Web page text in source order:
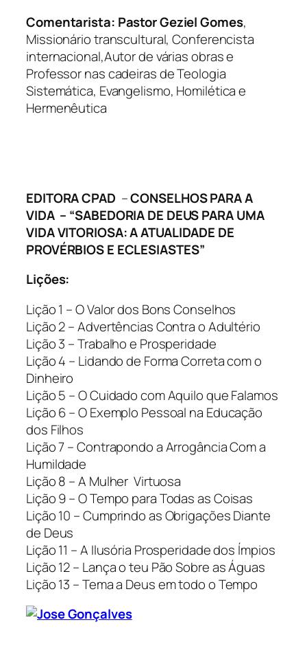
Comentarista: Pastor Geziel Gomes,
Missionário transcultural, Conferencista
internacional,Autor de várias obras e
Professor nas cadeiras de Teologia
Sistemática, Evangelismo, Homilética e
Hermenêutica
EDITORA CPAD –CONSELHOS PARA A
VIDA – “SABEDORIA DE DEUS PARA UMA
VIDA VITORIOSA: A ATUALIDADE DE
PROVÉRBIOS E ECLESIASTES”
Lições:
Lição 1 – O Valor dos Bons Conselhos
Lição 2 – Advertências Contra o Adultério
Lição 3 – Trabalho e Prosperidade
Lição 4 – Lidando de Forma Correta com o
Dinheiro
Lição 5 – O Cuidado com Aquilo que Falamos
Lição 6 – O Exemplo Pessoal na Educação
dos Filhos
Lição 7 – Contrapondo a Arrogância Com a
Humildade
Lição 8 – A Mulher Virtuosa
Lição 9 – O Tempo para Todas as Coisas
Lição 10 – Cumprindo as Obrigações Diante
de Deus
Lição 11 – A Ilusória Prosperidade dos Ímpios
Lição 12 – Lança o teu Pão Sobre as Águas
Lição 13 – Tema a Deus em todo o Tempo